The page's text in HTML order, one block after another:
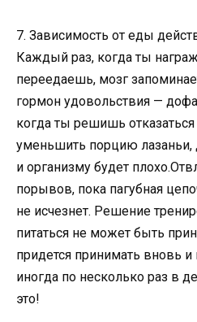
7. Зависимость от еды
Каждый раз, когда ты
переедаешь, мозг
гормон удовольствия —
когда ты решишь
уменьшить порцию
и организму будет
порывов, пока пагубная
не исчезнет. Решение
питаться не может быть
придется принимать вновь
иногда по несколько раз в
это!